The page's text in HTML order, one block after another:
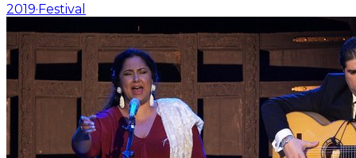
2019·Festival